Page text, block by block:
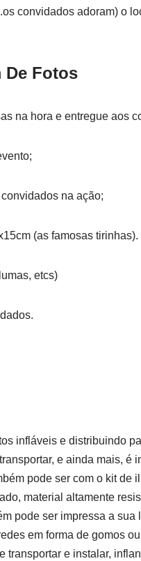
convidados adoram) o
De Fotos
na hora e entregue aos
na ação;
(as famosas tirinhas).
etcs)
infláveis e distribuindo
e ainda mais, é
pode ser com o kit de
material altamente
pode ser impressa a sua
em forma de gomos
transportar e instalar,